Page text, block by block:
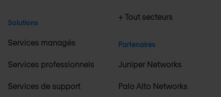
Solutions
Services managés
Services professionnels
Services de support
+ Tout secteurs
Partenaires
Juniper Networks
Palo Alto Networks